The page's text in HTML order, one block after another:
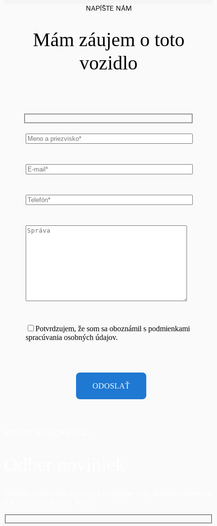
NAPÍŠTE NÁM
Mám záujem o toto
vozidlo
Potvrdzujem, že som sa oboznámil s podmienkami
spracúvania osobných údajov.